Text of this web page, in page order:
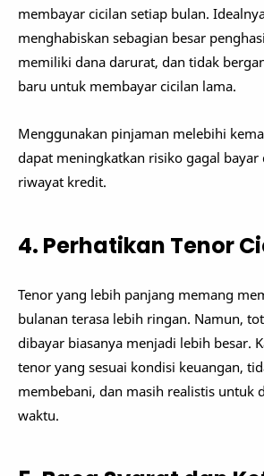
membayar cicilan setiap bulan.
menghabiskan sebagian besar
memiliki dana darurat, dan tidak
baru untuk membayar cicilan lama.
Menggunakan pinjaman melebihi
dapat meningkatkan risiko gagal bayar
riwayat kredit.
4. Perhatikan Tenor
Tenor yang lebih panjang memang
bulanan terasa lebih ringan. Namun,
dibayar biasanya menjadi lebih besar.
tenor yang sesuai kondisi keuangan,
membebani, dan masih realistis untuk
waktu.